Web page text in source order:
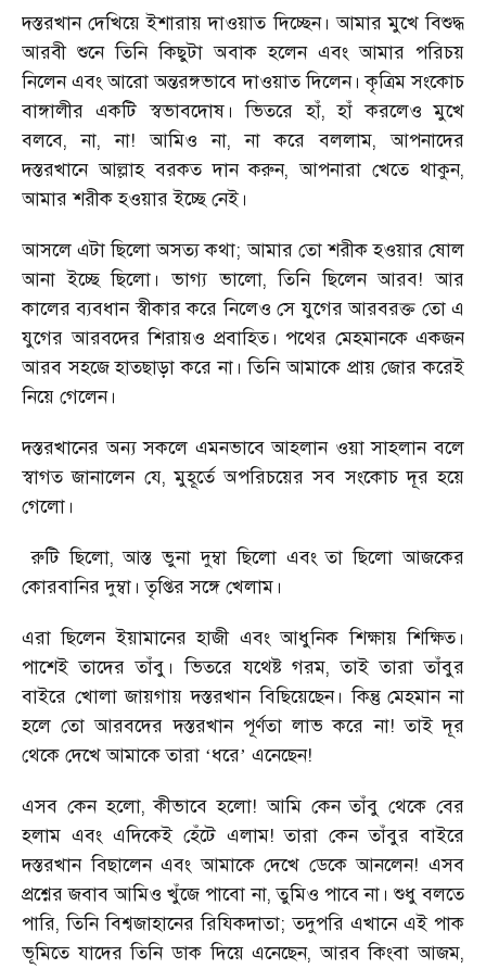
দস্তরখান দেখিয়ে ইশারায় দাওয়াত দিচ্ছেন। আমার মুখে বিশুদ্ধ
আরবী শুনে তিনি কিছুটা অবাক হলেন এবং আমার পরিচয়
নিলেন এবং আরো অন্তরঙ্গভাবে দাওয়াত দিলেন। কৃত্রিম সংকোচ
বাঙ্গালীর একটি স্বভাবদোষ। ভিতরে হাঁ, হাঁ করলেও মুখে
বলবে, না, না! আমিও না, না করে বললাম, আপনাদের
দস্তরখানে আল্লাহ বরকত দান করুন, আপনারা খেতে থাকুন,
আমার শরীক হওয়ার ইচ্ছে নেই।
আসলে এটা ছিলো অসত্য কথা; আমার তো শরীক হওয়ার ষোল
আনা ইচ্ছে ছিলো। ভাগ্য ভালো, তিনি ছিলেন আরব! আর
কালের ব্যবধান স্বীকার করে নিলেও সে যুগের আরবরক্ত তো এ
যুগের আরবদের শিরায়ও প্রবাহিত। পথের মেহমানকে একজন
আরব সহজে হাতছাড়া করে না। তিনি আমাকে প্রায় জোর করেই
নিয়ে গেলেন।
দস্তরখানের অন্য সকলে এমনভাবে আহলান ওয়া সাহলান বলে
স্বাগত জানালেন যে, মুহূর্তে অপরিচয়ের সব সংকোচ দূর হয়ে
গেলো।
রুটি ছিলো, আস্ত ভুনা দুম্বা ছিলো এবং তা ছিলো আজকের
কোরবানির দুম্বা। তৃপ্তির সঙ্গে খেলাম।
এরা ছিলেন ইয়ামানের হাজী এবং আধুনিক শিক্ষায় শিক্ষিত।
পাশেই তাদের তাঁবু। ভিতরে যথেষ্ট গরম, তাই তারা তাঁবুর
বাইরে খোলা জায়গায় দস্তরখান বিছিয়েছেন। কিন্তু মেহমান না
হলে তো আরবদের দস্তরখান পূর্ণতা লাভ করে না! তাই দূর
থেকে দেখে আমাকে তারা ‘ধরে’ এনেছেন!
এসব কেন হলো, কীভাবে হলো! আমি কেন তাঁবু থেকে বের
হলাম এবং এদিকেই হেঁটে এলাম! তারা কেন তাঁবুর বাইরে
দস্তরখান বিছালেন এবং আমাকে দেখে ডেকে আনলেন! এসব
প্রশ্নের জবাব আমিও খুঁজে পাবো না, তুমিও পাবে না। শুধু বলতে
পারি, তিনি বিশ্বজাহানের রিযিকদাতা; তদুপরি এখানে এই পাক
ভূমিতে যাদের তিনি ডাক দিয়ে এনেছেন, আরব কিংবা আজম,